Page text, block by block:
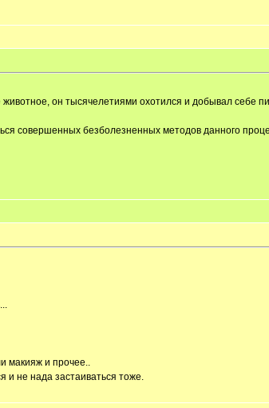
он тысячелетиями охотился и добывал себе
совершенных безболезненных методов данного
макияж и прочее..
и не нада застаиваться тоже.